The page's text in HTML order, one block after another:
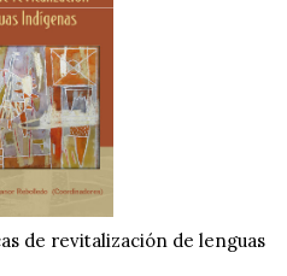
de revitalización de lenguas